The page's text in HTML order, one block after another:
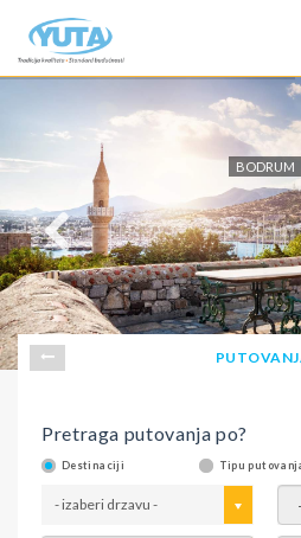
BODRUM
Pretraga putovanja po?
Destinaciji Tipu
- izaberi drzavu -